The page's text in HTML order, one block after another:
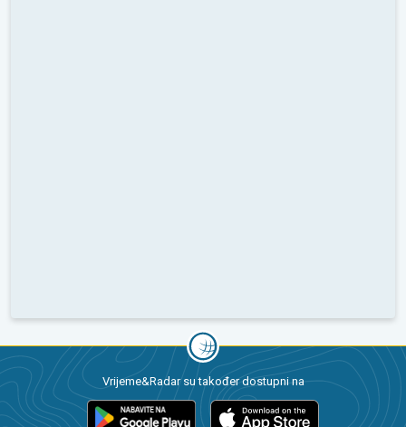
Vrijeme&Radar su također dostupni na